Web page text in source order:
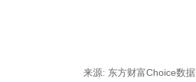
来源: 东方财富Choice数据